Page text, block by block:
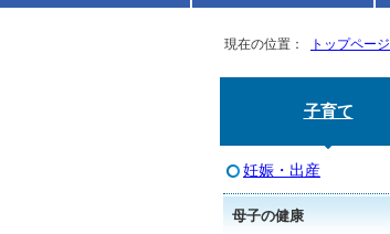
現在の位置： トップページ
子育て
妊娠・出産
母子の健康